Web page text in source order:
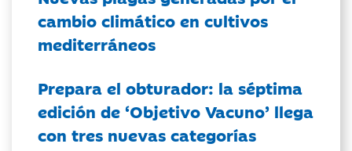
cambio climático en cultivos
mediterráneos
Prepara el obturador: la séptima
edición de ‘Objetivo Vacuno’ llega
con tres nuevas categorías